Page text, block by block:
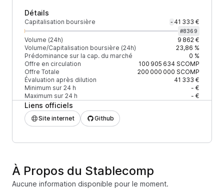
Détails
Capitalisation boursière - 41 333 €
#8369
Volume (24h)
9 862 €
Volume/Capitalisation boursière (24h)
23,86 %
Prédominance sur la cap. du marché
0 %
Offre en circulation
100 905 634SCOMP
Offre Totale
200 000 000 SCOMP
Évaluation après dilution
41 333 €
Minimum sur 24 h
- €
Maximum sur 24 h
- €
Liens officiels
Site internet Github
À Propos du Stablecomp
Aucune information disponible pour le moment.